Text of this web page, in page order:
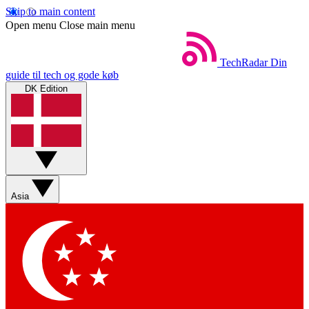
Skip to main content
Open menu Close main menu
TechRadar Din
guide til tech og gode køb
DK Edition
Asia